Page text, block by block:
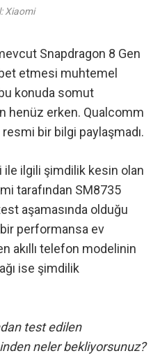
Xiaomi
Snapdragon 8 Gen
etmesi muhtemel
konuda somut
henüz erken. Qualcomm
bir bilgi paylaşmadı.
ile ilgili şimdilik kesin olan
tarafından SM8735
aşamasında olduğu
performansa ev
akıllı telefon modelinin
ise şimdilik
test edilen
neler bekliyorsunuz?